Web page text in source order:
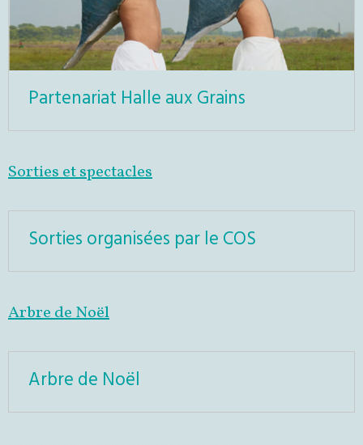
Partenariat Halle aux Grains
Sorties et spectacles
Sorties organisées par le COS
Arbre de Noël
Arbre de Noël